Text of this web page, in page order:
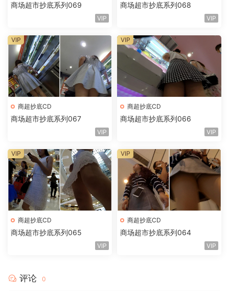
商场超市抄底系列069
VIP
商场超市抄底系列068
VIP
商超抄底CD
商场超市抄底系列067
VIP
VIP
商超抄底CD
商场超市抄底系列066
VIP
VIP
商超抄底CD
商场超市抄底系列065
VIP
VIP
商超抄底CD
商场超市抄底系列064
VIP
VIP
评论 0